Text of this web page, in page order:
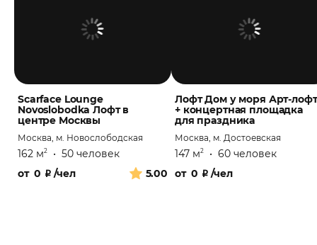
Scarface Lounge
Novoslobodka Лофт в
центре Москвы
Москва, м. Новослободская
162 м2 • 50 человек
5.00
от0 ₽ /чел
Лофт Дом у моря Арт-лофт
+ концертная площадка
для праздника
Москва, м. Достоевская
147 м2 • 60 человек
от0 ₽ /чел